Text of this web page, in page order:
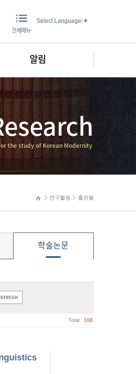
Select Language ▼
전체메뉴
알림
the study of Korean Modernity
연구활동 출판물
학술논문
Total 168